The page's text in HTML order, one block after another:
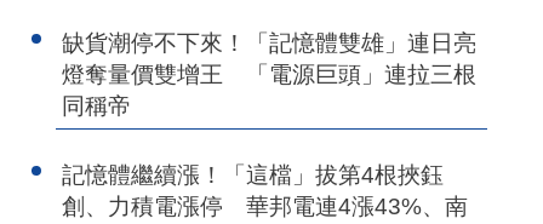
缺貨潮停不下來！「記憶體雙雄」連日亮
燈奪量價雙增王 「電源巨頭」連拉三根
同稱帝
記憶體繼續漲！「這檔」拔第4根挾鈺
創、力積電漲停 華邦電連4漲43%、南